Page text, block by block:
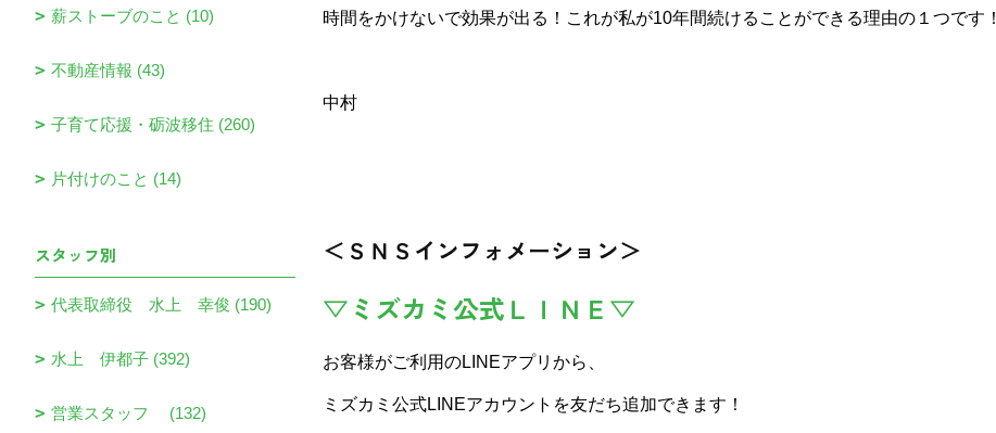
時間をかけないで効果が出る！これが私が10年間続けることができる理由の１つです！
中村
＜ＳＮＳインフォメーション＞
▽ミズカミ公式ＬＩＮＥ▽
お客様がご利用のLINEアプリから、
ミズカミ公式LINEアカウントを友だち追加できます！
薪ストーブのこと (10)
不動産情報 (43)
子育て応援・砺波移住 (260)
片付けのこと (14)
スタッフ別
代表取締役 水上 幸俊 (190)
水上 伊都子 (392)
営業スタッフ (132)